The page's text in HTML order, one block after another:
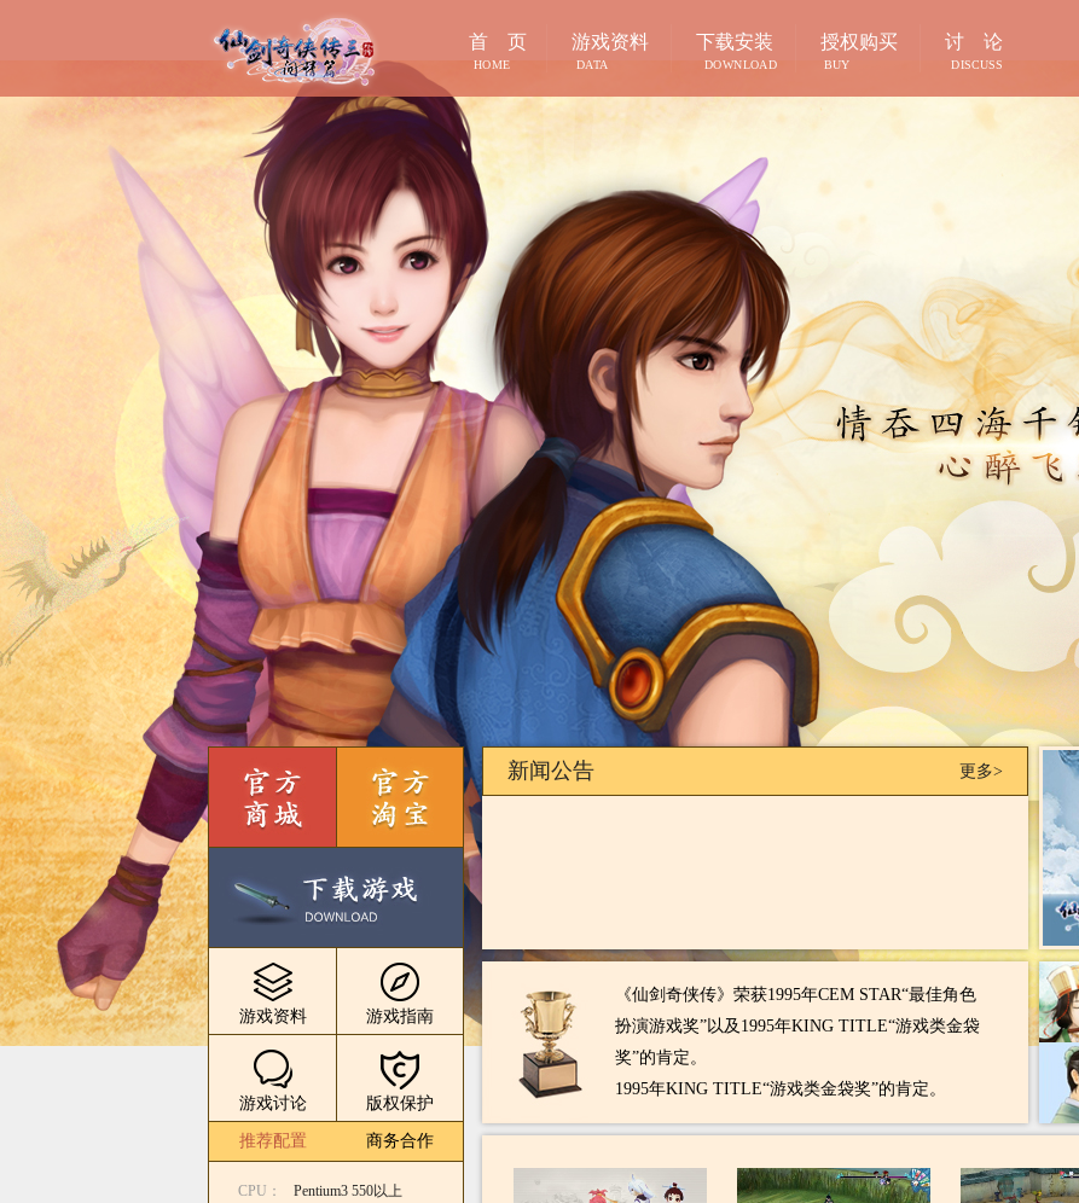
首 页
HOME
游戏资料
DATA
下载安装
DOWNLOAD
授权购买
BUY
讨 论
DISCUSS
游戏资料 游戏指南
游戏讨论 版权保护
推荐配置 商务合作
CPU：
Pentium3 550以上
新闻公告 更多>
《仙剑奇侠传》荣获1995年CEM STAR“最佳角色
扮演游戏奖”以及1995年KING TITLE“游戏类金袋
奖”的肯定。
1995年KING TITLE“游戏类金袋奖”的肯定。